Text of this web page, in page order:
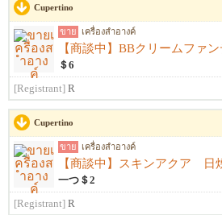
Cupertino
ขาย เครื่องสำอางค์
【商談中】BBクリームファ
＄6
[Registrant] R
Cupertino
ขาย เครื่องสำอางค์
【商談中】スキンアクア 日
一つ＄2
[Registrant] R